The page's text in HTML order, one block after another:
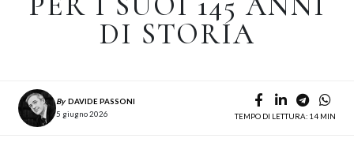
DI STORIA
By DAVIDE PASSONI
5 giugno 2026
TEMPO DI LETTURA: 14 MIN